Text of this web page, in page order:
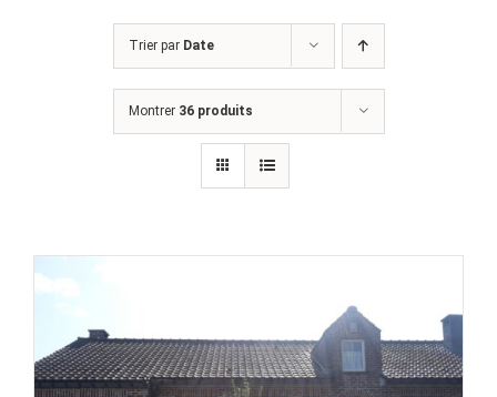
Trier par Date
Montrer 36 produits